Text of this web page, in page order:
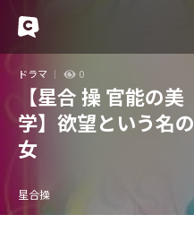
ドラマ 0
【星合 操 官能の美
学】欲望という名の
女
星合操